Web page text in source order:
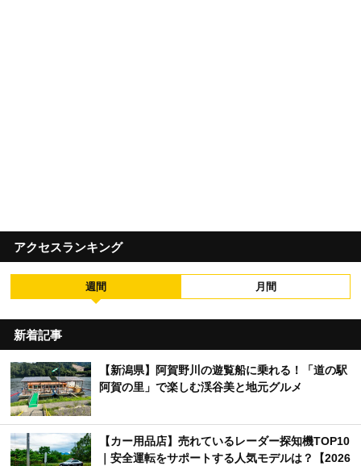
アクセスランキング
週間 月間
新着記事
【新潟県】阿賀野川の遊覧船に乗れる！「道の駅
阿賀の里」で楽しむ渓谷美と地元グルメ
【カー用品店】売れているレーダー探知機TOP10
｜安全運転をサポートする人気モデルは？【2026